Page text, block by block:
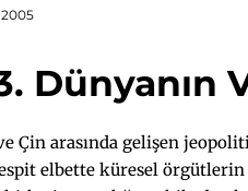
2005
Dünyanın
arasında gelişen
elbette küresel